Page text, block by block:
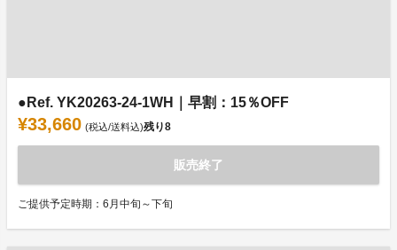
●Ref. YK20263-24-1WH｜早割：15％OFF
¥33,660 (税込/送料込)残り8
販売終了
ご提供予定時期：6月中旬～下旬